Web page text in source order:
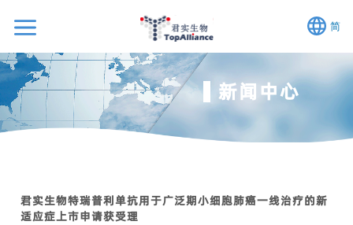
简
新闻中心
君实生物特瑞普利单抗用于广泛期小细胞肺癌一线治疗的新
适应症上市申请获受理